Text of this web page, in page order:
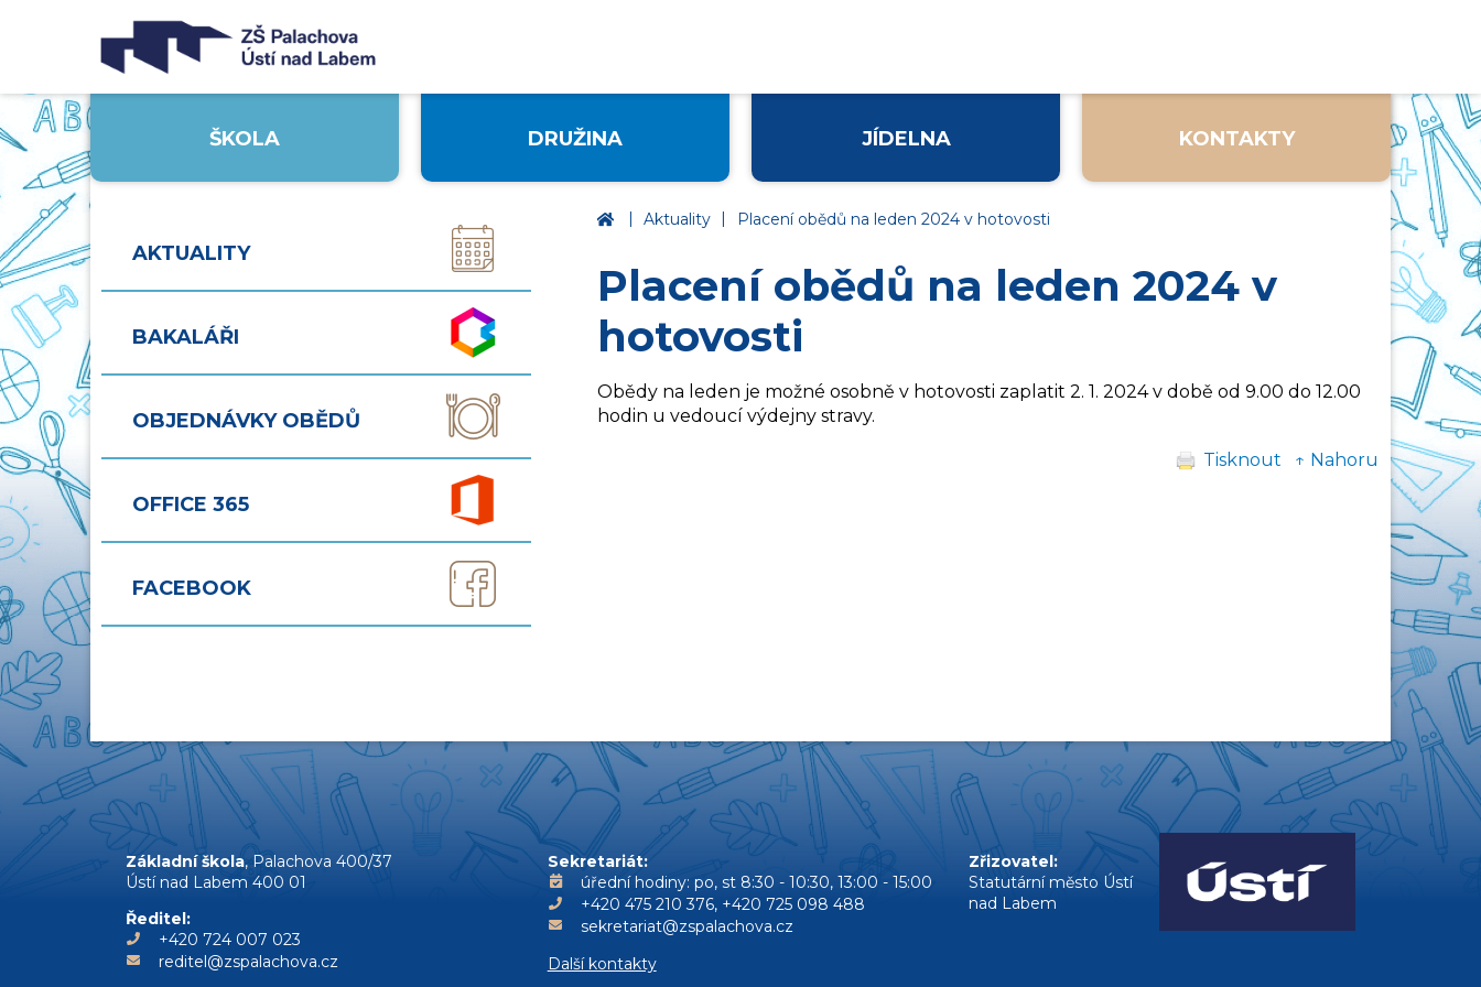
ŠKOLA DRUŽINA JÍDELNA KONTAKTY
Základní škola Ústí nad Labem, Palachova
| Aktuality | Placení obědů na leden 2024 v hotovosti
Placení obědů na leden 2024 v
hotovosti
Obědy na leden je možné osobně v hotovosti zaplatit 2. 1. 2024 v době od 9.00 do 12.00
hodin u vedoucí výdejny stravy.
Tisknout ↑ Nahoru
AKTUALITY
BAKALÁŘI
OBJEDNÁVKY OBĚDŮ
OFFICE 365
FACEBOOK
Základní škola, Palachova 400/37
Ústí nad Labem 400 01
Ředitel:
+420 724 007 023
reditel@zspalachova.cz
Sekretariát:
úřední hodiny: po, st 8:30 - 10:30, 13:00 - 15:00
+420 475 210 376, +420 725 098 488
sekretariat@zspalachova.cz
Další kontakty
Zřizovatel:
Statutární město Ústí
nad Labem